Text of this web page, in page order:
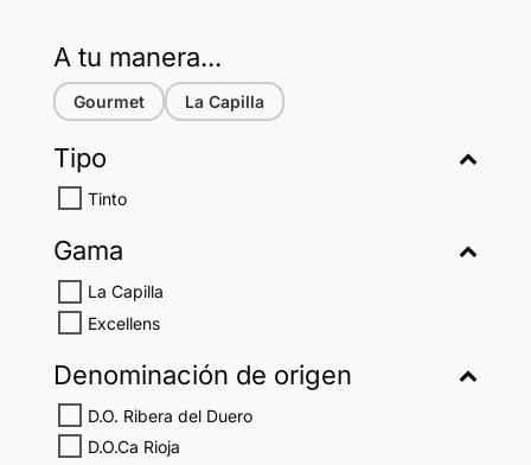
A tu manera...
Gourmet La Capilla
Tipo
Tinto
Gama
La Capilla
Excellens
Denominación de origen
D.O. Ribera del Duero
D.O.Ca Rioja